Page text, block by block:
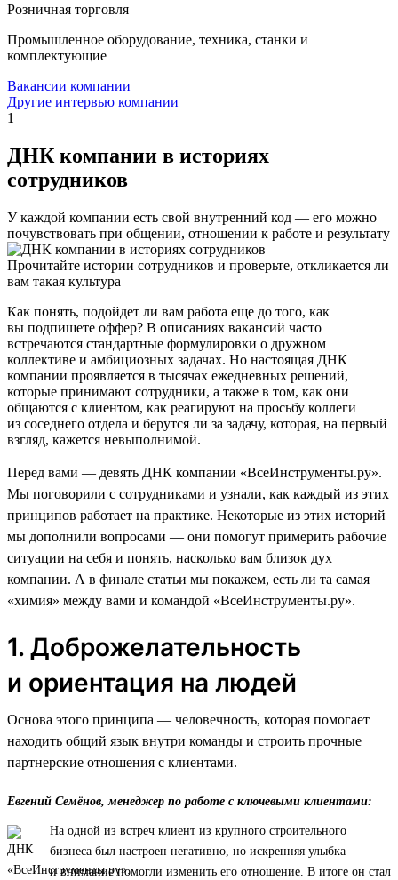
Розничная торговля
Промышленное оборудование, техника, станки и
комплектующие
Вакансии компании
Другие интервью компании
1
ДНК компании в историях
сотрудников
У каждой компании есть свой внутренний код — его можно
почувствовать при общении, отношении к работе и результату
Прочитайте истории сотрудников и проверьте, откликается ли
вам такая культура
Как понять, подойдет ли вам работа еще до того, как
вы подпишете оффер? В описаниях вакансий часто
встречаются стандартные формулировки о дружном
коллективе и амбициозных задачах. Но настоящая ДНК
компании проявляется в тысячах ежедневных решений,
которые принимают сотрудники, а также в том, как они
общаются с клиентом, как реагируют на просьбу коллеги
из соседнего отдела и берутся ли за задачу, которая, на первый
взгляд, кажется невыполнимой.
Перед вами — девять ДНК компании «ВсеИнструменты.ру».
Мы поговорили с сотрудниками и узнали, как каждый из этих
принципов работает на практике. Некоторые из этих историй
мы дополнили вопросами — они помогут примерить рабочие
ситуации на себя и понять, насколько вам близок дух
компании. А в финале статьи мы покажем, есть ли та самая
«химия» между вами и командой «ВсеИнструменты.ру».
1. Доброжелательность
и ориентация на людей
Основа этого принципа — человечность, которая помогает
находить общий язык внутри команды и строить прочные
партнерские отношения с клиентами.
Евгений Семёнов, менеджер по работе с ключевыми клиентами:
На одной из встреч клиент из крупного строительного
бизнеса был настроен негативно, но искренняя улыбка
и внимание помогли изменить его отношение. В итоге он стал